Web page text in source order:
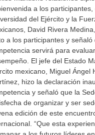
a los participantes,
del Ejército y la
David Rivera
a los participantes y señaló
servirá para
El jefe del Estado
mexicano, Miguel Ángel
hizo la declaración
y señaló que la
de organizar y ser
edición de este
“Que esta